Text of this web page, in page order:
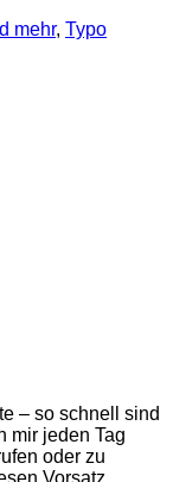
mehr, Typo
– so schnell sind
mir jeden Tag
oder zu
Vorsatz